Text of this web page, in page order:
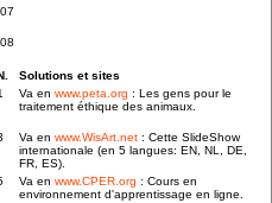
Solutions et sites
Va en www.peta.org : Les gens pour le
traitement éthique des animaux.
Va en www.WisArt.net : Cette SlideShow
internationale (en 5 langues: EN, NL, DE,
FR, ES).
Va en www.CPER.org : Cours en
environnement d'apprentissage en ligne.